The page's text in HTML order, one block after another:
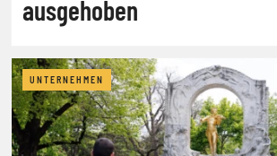
ausgehoben
UNTERNEHMEN